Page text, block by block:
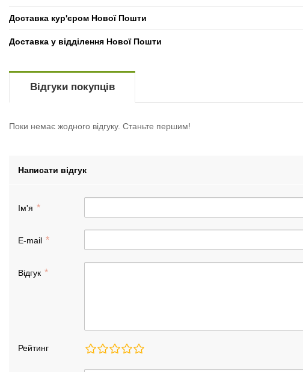
Доставка кур'єром Нової Пошти
Доставка у відділення Нової Пошти
Відгуки покупців
Поки немає жодного відгуку. Станьте першим!
Написати відгук
Ім'я
E-mail
Відгук
Рейтинг